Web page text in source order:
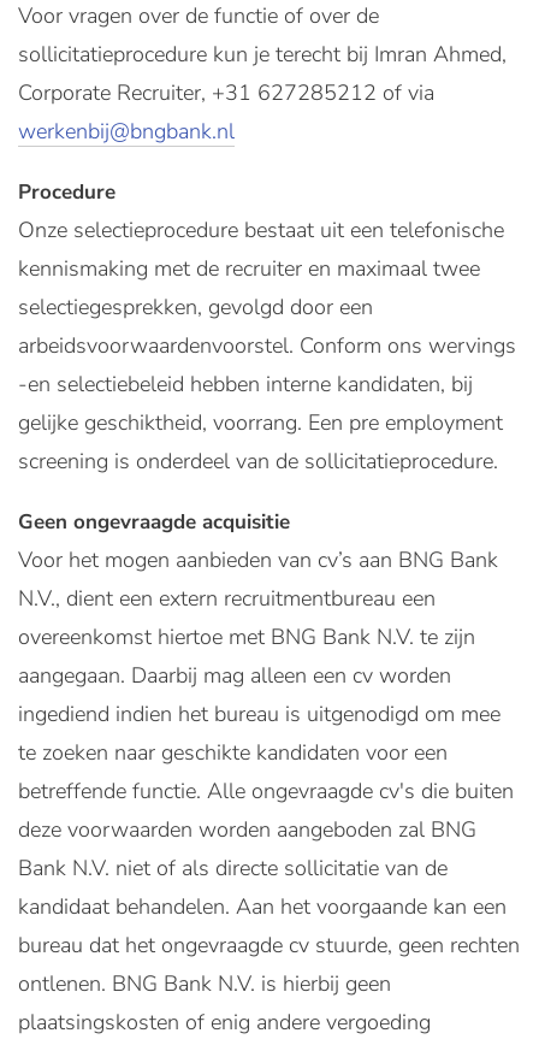
Voor vragen over de functie of over de
sollicitatieprocedure kun je terecht bij Imran Ahmed,
Corporate Recruiter, +31 627285212 of via
werkenbij@bngbank.nl
Procedure
Onze selectieprocedure bestaat uit een telefonische
kennismaking met de recruiter en maximaal twee
selectiegesprekken, gevolgd door een
arbeidsvoorwaardenvoorstel. Conform ons wervings
-en selectiebeleid hebben interne kandidaten, bij
gelijke geschiktheid, voorrang. Een pre employment
screening is onderdeel van de sollicitatieprocedure.
Geen ongevraagde acquisitie
Voor het mogen aanbieden van cv’s aan BNG Bank
N.V., dient een extern recruitmentbureau een
overeenkomst hiertoe met BNG Bank N.V. te zijn
aangegaan. Daarbij mag alleen een cv worden
ingediend indien het bureau is uitgenodigd om mee
te zoeken naar geschikte kandidaten voor een
betreffende functie. Alle ongevraagde cv's die buiten
deze voorwaarden worden aangeboden zal BNG
Bank N.V. niet of als directe sollicitatie van de
kandidaat behandelen. Aan het voorgaande kan een
bureau dat het ongevraagde cv stuurde, geen rechten
ontlenen. BNG Bank N.V. is hierbij geen
plaatsingskosten of enig andere vergoeding